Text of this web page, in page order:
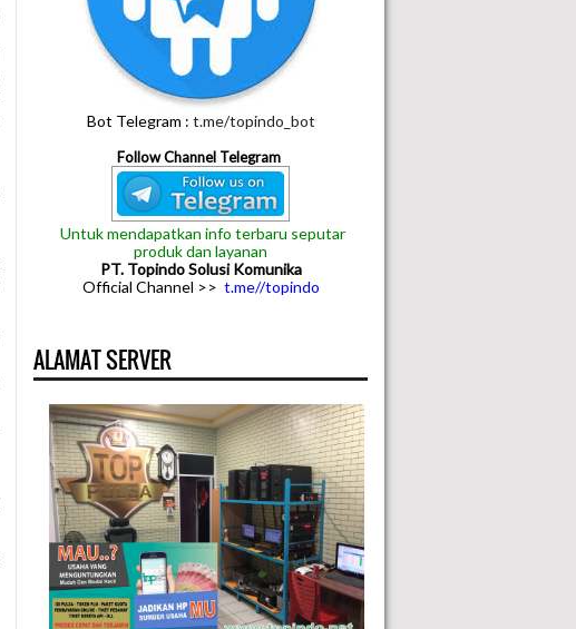
Bot Telegram : t.me/topindo_bot
Follow Channel Telegram
Untuk mendapatkan info terbaru seputar
produk dan layanan
PT. Topindo Solusi Komunika
Official Channel >> t.me//topindo
ALAMAT SERVER